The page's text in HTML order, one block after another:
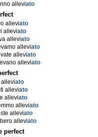
alleviato
alleviato
alleviato
alleviato
alleviato
alleviato
alleviato
alleviato
alleviato
alleviato
alleviato
alleviato
alleviato
perfect